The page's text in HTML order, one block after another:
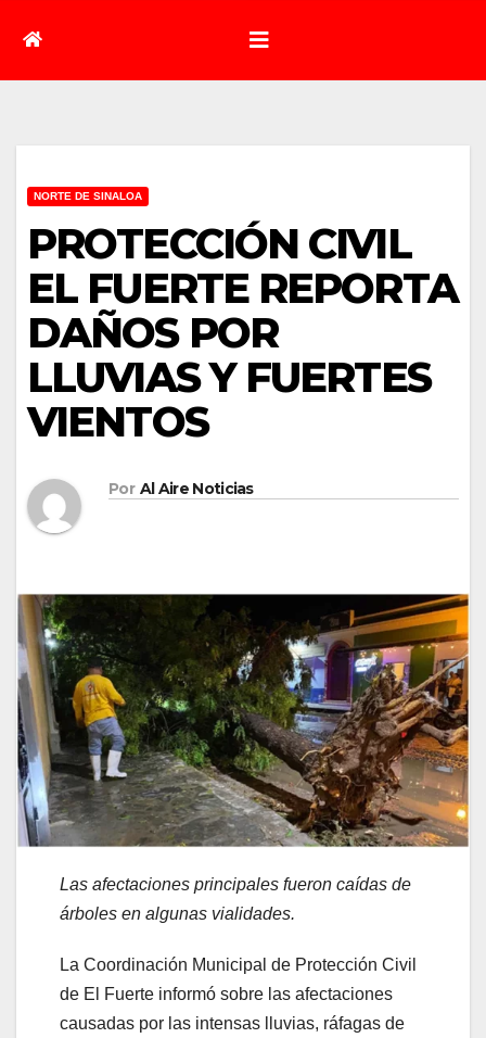
NORTE DE SINALOA
PROTECCIÓN CIVIL
EL FUERTE REPORTA
DAÑOS POR
LLUVIAS Y FUERTES
VIENTOS
Por Al Aire Noticias
Las afectaciones principales fueron caídas de
árboles en algunas vialidades.
La Coordinación Municipal de Protección Civil
de El Fuerte informó sobre las afectaciones
causadas por las intensas lluvias, ráfagas de